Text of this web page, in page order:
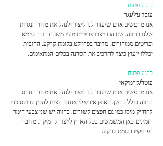
כרגע פתוח
עובד עץ/נגר
אנו מחפשים אדם שיעזור לנו ליצור ולנהל את מדור הנגרות
שלנו בחווה, שם הם ייצרו פריטים מעץ משוחזר ובר קיימא
ופריטים ממוחזרים. מדובר בפרויקט בקומת קרקע. החובות
יכללו ייעוץ כיצד להרכיב את הסדנה בכלים המתאימים.
כרגע פתוח
פוטר/קרמיקאי
אנו מחפשים אדם שיעזור לנו ליצור ולנהל את מדור החרס
בחווה כולל כבשן. באופן אידיאלי אנחנו רוצים להכין קרוקס כדי
להחזיק מיסו כמו גם חפצים קשורים. בחווה יש שני צבעי חימר
הזמינים כאן המשמשים בכל הארץ לייצור קרמיקה. מדובר
בפרויקט בקומת קרקע.